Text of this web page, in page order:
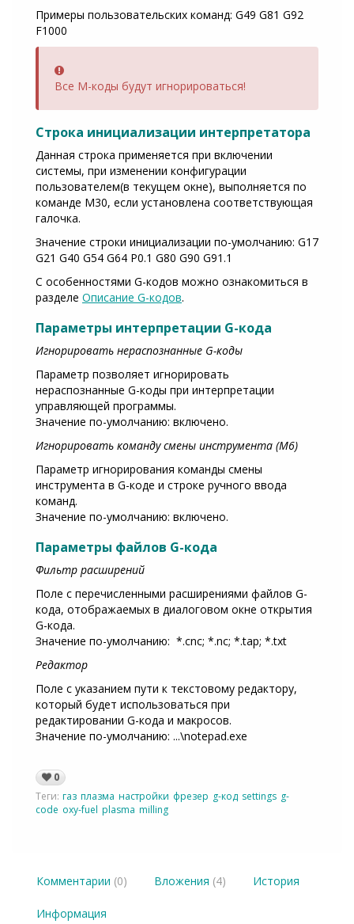
Примеры пользовательских команд: G49 G81 G92
F1000
Error
Все М-коды будут игнорироваться!
Строка инициализации интерпретатора
Данная строка применяется при включении
системы, при изменении конфигурации
пользователем(в текущем окне), выполняется по
команде М30, если установлена соответствующая
галочка.
Значение строки инициализации по-умолчанию: G17
G21 G40 G54 G64 P0.1 G80 G90 G91.1
С особенностями G-кодов можно ознакомиться в
разделе Описание G-кодов.
Параметры интерпретации G-кода
Игнорировать нераспознанные G-коды
Параметр позволяет игнорировать
нераспознанные G-коды при интерпретации
управляющей программы.
Значение по-умолчанию: включено.
Игнорировать команду смены инструмента (M6)
Параметр игнорирования команды смены
инструмента в G-коде и строке ручного ввода
команд.
Значение по-умолчанию: включено.
Параметры файлов G-кода
Фильтр расширений
Поле с перечисленными расширениями файлов G-
кода, отображаемых в диалоговом окне открытия
G-кода.
Значение по-умолчанию: *.cnc; *.nc; *.tap; *.txt
Редактор
Поле с указанием пути к текстовому редактору,
который будет использоваться при
редактировании G-кода и макросов.
Значение по-умолчанию: ...\notepad.exe
0
Теги: газ плазма настройки фрезер g-код settings g-
code oxy-fuel plasma milling
Комментарии (0) Вложения (4) История
Информация